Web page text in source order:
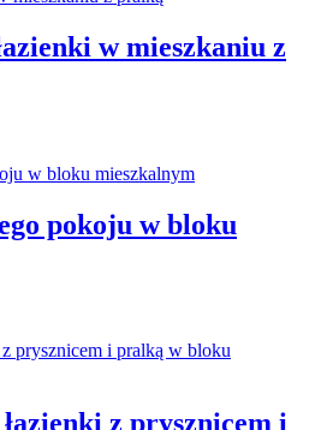
w mieszkaniu z
pokoju w bloku
z prysznicem i